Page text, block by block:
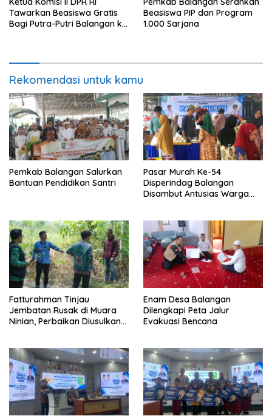
Tawarkan Beasiswa Gratis
Bagi Putra-Putri Balangan ke
Beasiswa PIP dan Program
1.000 Sarjana
Rekomendasi untuk kamu
Pemkab Balangan Salurkan
Bantuan Pendidikan Santri
Pasar Murah Ke-54
Disperindag Balangan
Disambut Antusias Warga
Fatturahman Tinjau
Jembatan Rusak di Muara
Ninian, Perbaikan Diusulkan
Enam Desa Balangan
Dilengkapi Peta Jalur
Evakuasi Bencana